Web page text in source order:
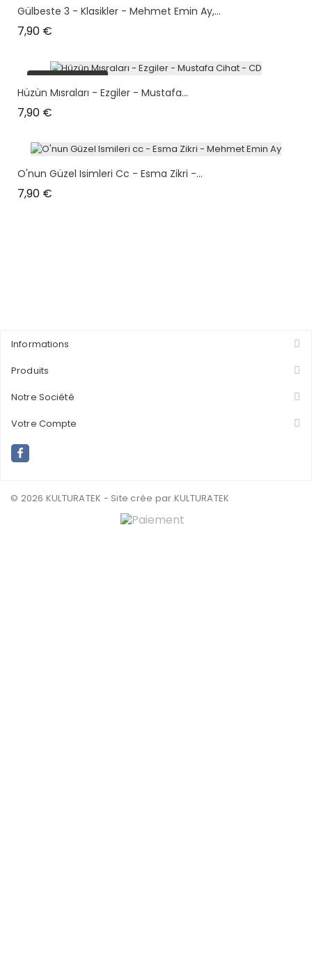
Gülbeste 3 - Klasikler - Mehmet Emin Ay,...
7,90 €
plus en stock
Hüzün Mısraları - Ezgiler - Mustafa...
7,90 €
O'nun Güzel Isimleri Cc - Esma Zikri -...
7,90 €
Informations
Produits
Notre Société
Votre Compte
© 2026 KULTURATEK - Site crée par.KULTURATEK